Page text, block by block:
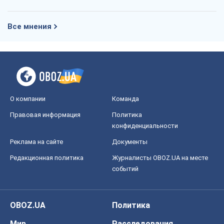
Все мнения
О компании Команда
Правовая информация
Политика
конфиденциальности
Реклама на сайте Документы
Редакционная политика
Журналисты OBOZ.UA на месте
событий
OBOZ.UA
Политика